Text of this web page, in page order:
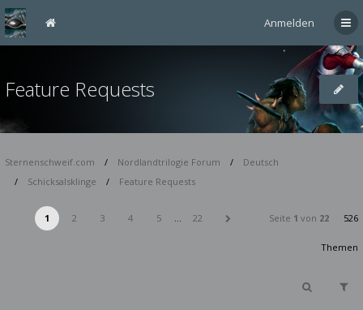
Anmelden
Feature Requests
Sternenschweif.com Nordlandtrilogie Forum
Deutsch
Schicksalsklinge
Feature Requests
1 2 3 4 5 … 22 Seite 1 von 22 526
Themen